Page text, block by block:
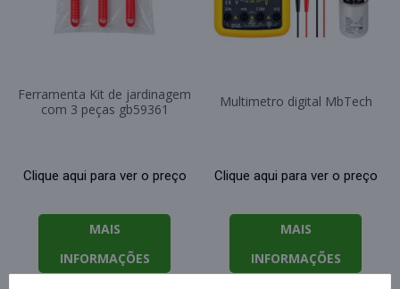
Ferramenta Kit de jardinagem
com 3 peças gb59361
Clique aqui para ver o preço
MAIS
INFORMAÇÕES
Multimetro digital MbTech
Clique aqui para ver o preço
MAIS
INFORMAÇÕES